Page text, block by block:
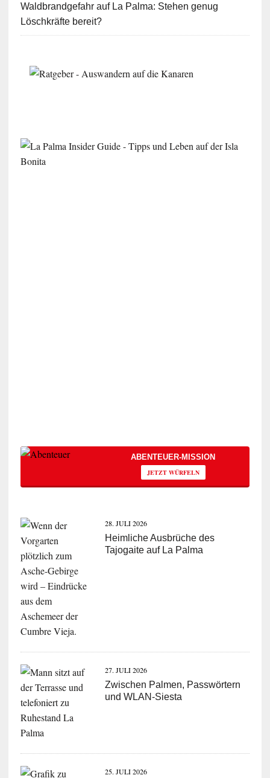
Waldbrandgefahr auf La Palma: Stehen genug
Löschkräfte bereit?
ABENTEUER-MISSION
JETZT WÜRFELN
28. JULI 2026
Heimliche Ausbrüche des
Tajogaite auf La Palma
27. JULI 2026
Zwischen Palmen, Passwörtern
und WLAN-Siesta
25. JULI 2026